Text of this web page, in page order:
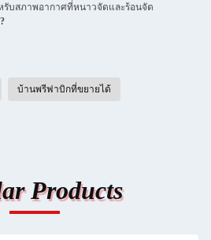
รับสภาพอากาศที่หนาวจัดและร้อนจัด
บ้านพรีฟาบิกที่ขยายได้
Products